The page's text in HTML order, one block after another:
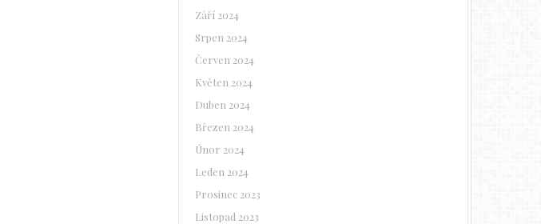
Září 2024
Srpen 2024
Červen 2024
Květen 2024
Duben 2024
Březen 2024
Únor 2024
Leden 2024
Prosinec 2023
Listopad 2023